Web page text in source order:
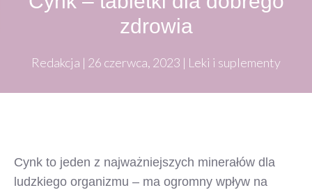
zdrowia
Redakcja | 26 czerwca, 2023 | Leki i suplementy
Cynk to jeden z najważniejszych minerałów dla
ludzkiego organizmu – ma ogromny wpływ na